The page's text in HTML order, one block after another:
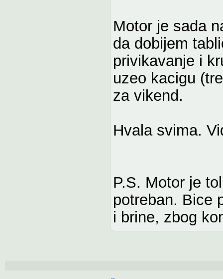
Motor je sada
da dobijem
privikavanje i
uzeo kacigu
za vikend.
Hvala svima.
P.S. Motor je
potreban. Bice
i brine, zbog